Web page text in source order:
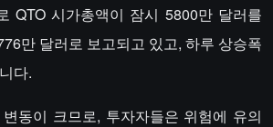
QTO 시가총액이 잠시 5800만 달러를
만 달러로 보고되고 있고, 하루 상승폭
다.
동이 크므로, 투자자들은 위험에 유의